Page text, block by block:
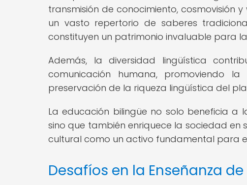
transmisión de conocimiento, cosmovisión
un vasto repertorio de saberes
constituyen un patrimonio invaluable para
Además, la diversidad lingüística
comunicación humana, promoviendo
preservación de la riqueza lingüística del
La educación bilingüe no solo beneficia a
sino que también enriquece la sociedad
cultural como un activo fundamental para
Desafíos en la Enseñanza